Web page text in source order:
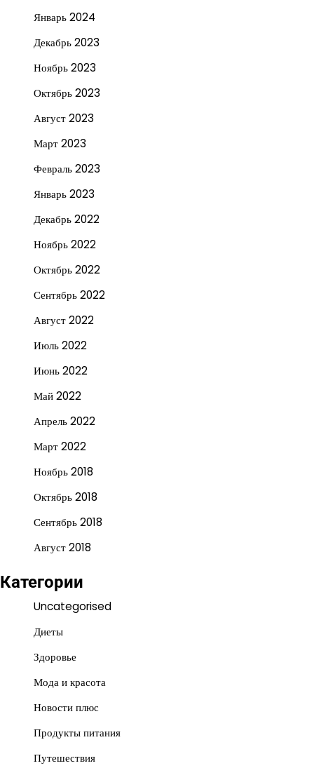
Январь 2024
Декабрь 2023
Ноябрь 2023
Октябрь 2023
Август 2023
Март 2023
Февраль 2023
Январь 2023
Декабрь 2022
Ноябрь 2022
Октябрь 2022
Сентябрь 2022
Август 2022
Июль 2022
Июнь 2022
Май 2022
Апрель 2022
Март 2022
Ноябрь 2018
Октябрь 2018
Сентябрь 2018
Август 2018
Категории
Uncategorised
Диеты
Здоровье
Мода и красота
Новости плюс
Продукты питания
Путешествия